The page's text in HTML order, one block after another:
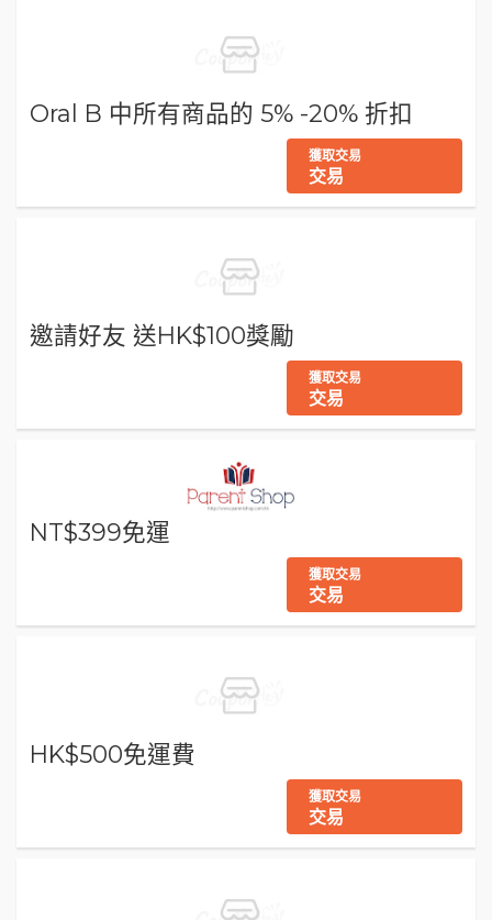
Oral B 中所有商品的 5% -20% 折扣
獲取交易
交易
邀請好友 送HK$100獎勵
獲取交易
交易
NT$399免運
獲取交易
交易
HK$500免運費
獲取交易
交易